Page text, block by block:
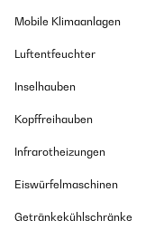
Mobile Klimaanlagen
Luftentfeuchter
Inselhauben
Kopffreihauben
Infrarotheizungen
Eiswürfelmaschinen
Getränkekühlschränke